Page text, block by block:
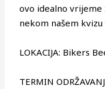
ovo idealno vrijeme
nekom našem kvizu
LOKACIJA: Bikers
TERMIN